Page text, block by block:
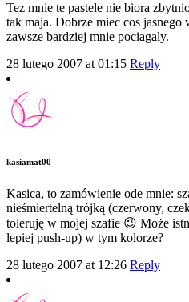
Tez mnie te pastele nie biora
tak maja. Dobrze miec cos
zawsze bardziej mnie pociagaly.
28 lutego 2007 at 01:15 Reply
kasiamat00
Kasica, to zamówienie ode mnie:
nieśmiertelną trójką (czerwony,
toleruję w mojej szafie 😉 Może
lepiej push-up) w tym kolorze?
28 lutego 2007 at 12:26 Reply